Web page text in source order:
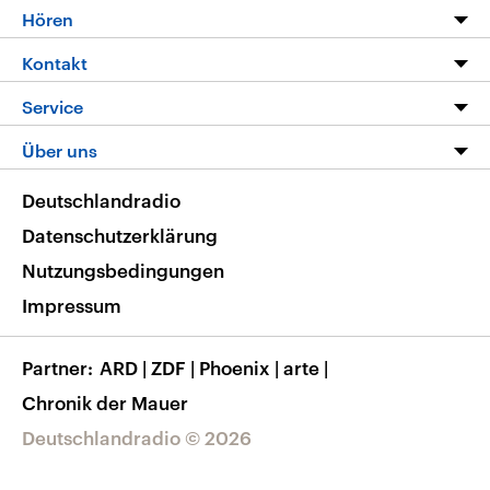
Programm
Die Nachrichten
Nachrichtenleicht
Neue Beiträge auf dlf.de
Hören
Livestream
Podcasts
Deutschlandfunk App
Nachrichten App
Frequenzen
Kontakt
Hörerservice
Service
FAQ
Veranstaltungen
Musikliste
RSS
Über uns
Barrierefreiheit
Deutschlandradio © 2026
Deutschlandradio
Datenschutzerklärung
Nutzungsbedingungen
Impressum
Partner ARD | ZDF | Phoenix | arte |
Chronik der Mauer